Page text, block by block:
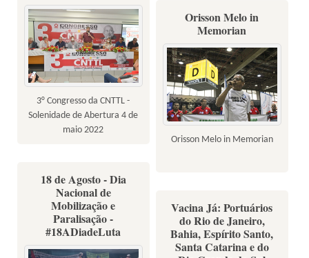
3° Congresso da CNTTL -
Solenidade de Abertura 4 de
maio 2022
Orisson Melo in
Memorian
Orisson Melo in Memorian
18 de Agosto - Dia
Nacional de
Mobilização e
Paralisação -
#18ADiadeLuta
Vacina Já: Portuários
do Rio de Janeiro,
Bahia, Espírito Santo,
Santa Catarina e do